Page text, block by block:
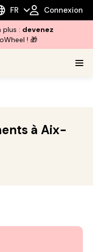
FR Connexion
plus : devenez
! 🎁
à Aix-